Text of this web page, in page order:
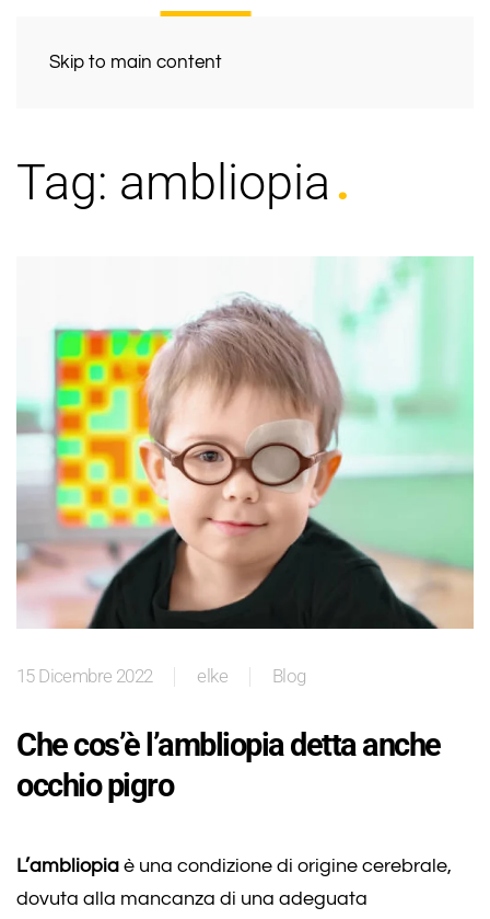
Skip to main content
Tag: ambliopia
15 Dicembre 2022 elke Blog
Che cos’è l’ambliopia detta anche
occhio pigro
L’ambliopia è una condizione di origine cerebrale,
dovuta alla mancanza di una adeguata